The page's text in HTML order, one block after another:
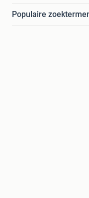
Populaire